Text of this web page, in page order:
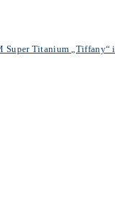
Super Titanium „Tiffany“